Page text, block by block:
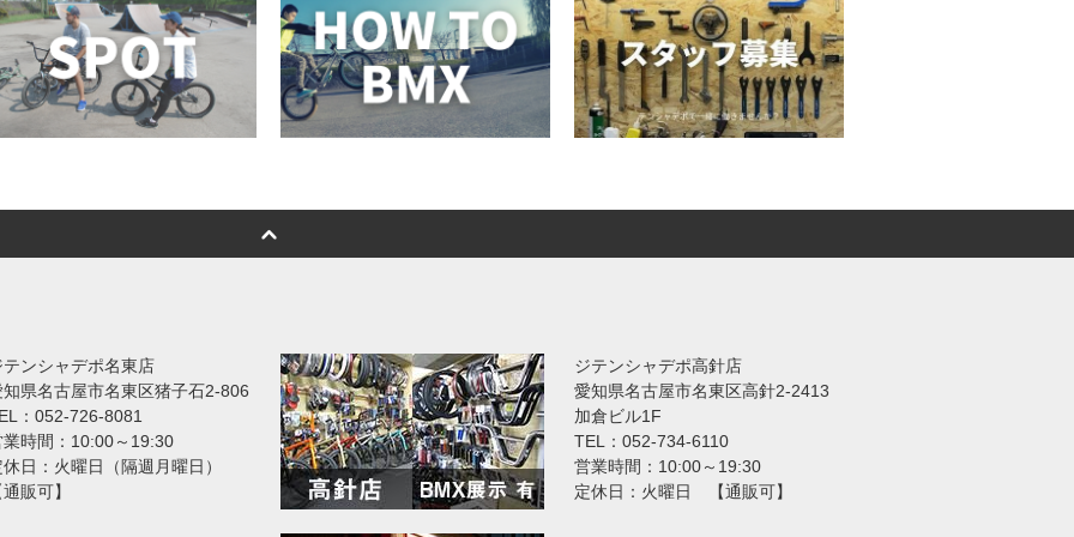
テンシャデポ名東店
知県名古屋市名東区猪子石2-806
：052-726-8081
業時間：10:00～19:30
休日：火曜日（隔週月曜日）
販可】
ジテンシャデポ高針店
愛知県名古屋市名東区高針2-2413
加倉ビル1F
TEL：052-734-6110
営業時間：10:00～19:30
定休日：火曜日 【通販可】